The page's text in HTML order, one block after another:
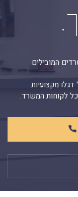
המובילים
מקצועיות
לקוחות המשרד.